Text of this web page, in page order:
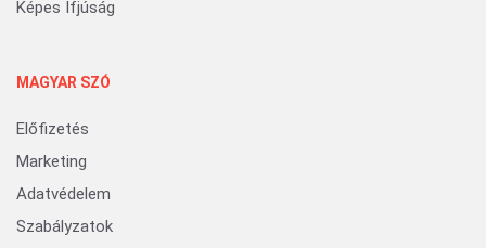
Képes Ifjúság
MAGYAR SZÓ
Előfizetés
Marketing
Adatvédelem
Szabályzatok